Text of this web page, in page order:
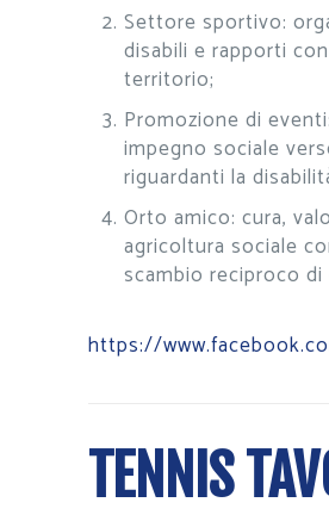
Settore sportivo:
disabili e rapporti
territorio;
Promozione di
impegno sociale
riguardanti la
Orto amico: cura,
agricoltura sociale
scambio reciproco
https://
TENNIS